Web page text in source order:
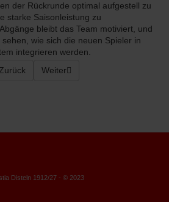
der Rückrunde optimal aufgestell zu
starke Saisonleistung zu
bleibt das Team motiviert, und
wie sich die neuen Spieler in
integrieren werden.
Beitrag: Mitte der Saison ist vor
Nächster Beitrag:
Weiter
Disteln 1912/27 - © 2023